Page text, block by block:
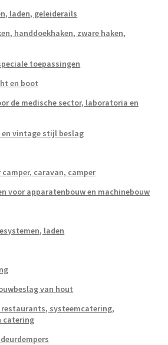
laden, geleiderails
handdoekhaken, zware haken,
toepassingen
en boot
de medische sector, laboratoria en
en vintage stijl beslag
caravan, camper
voor apparatenbouw en machinebouw
laden
van hout
restaurants, systeemcatering,
catering